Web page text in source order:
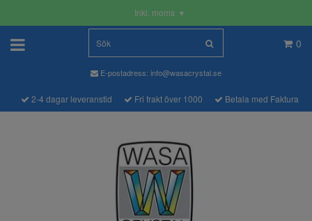
Inkl. moms ▾
0
E-postadress: info@wasacrystal.se
2-4 dagar leveranstid Fri frakt över 1000 Betala med Faktura